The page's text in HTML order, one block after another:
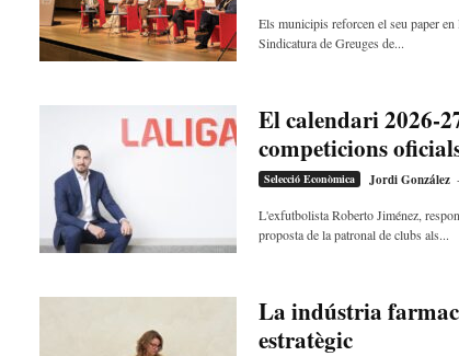
Els municipis reforcen el seu paper
Sindicatura de Greuges de...
El calendari 2026-
competicions
Selecció Econòmica Jordi González -
L'exfutbolista Roberto Jiménez,
proposta de la patronal de clubs als...
La indústria
estratègic